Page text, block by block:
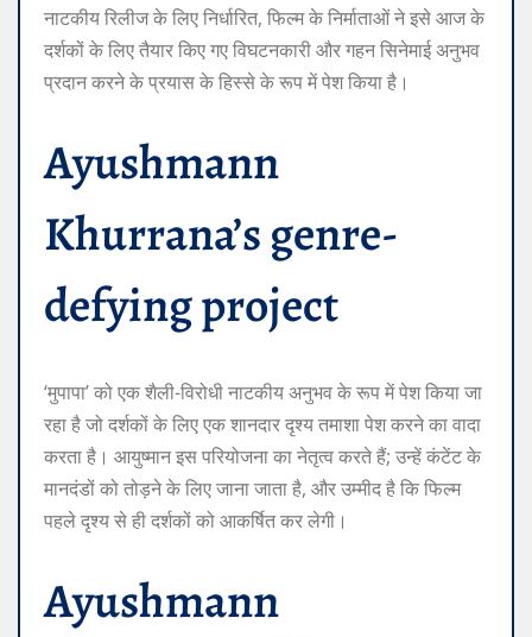
नाटकीय रिलीज के लिए निर्धारित, फिल्म के निर्माताओं ने इसे आज के
दर्शकों के लिए तैयार किए गए विघटनकारी और गहन सिनेमाई अनुभव
प्रदान करने के प्रयास के हिस्से के रूप में पेश किया है।
Ayushmann
Khurrana’s genre-
defying project
‘मुपापा’ को एक शैली-विरोधी नाटकीय अनुभव के रूप में पेश किया जा
रहा है जो दर्शकों के लिए एक शानदार दृश्य तमाशा पेश करने का वादा
करता है। आयुष्मान इस परियोजना का नेतृत्व करते हैं; उन्हें कंटेंट के
मानदंडों को तोड़ने के लिए जाना जाता है, और उम्मीद है कि फिल्म
पहले दृश्य से ही दर्शकों को आकर्षित कर लेगी।
Ayushmann